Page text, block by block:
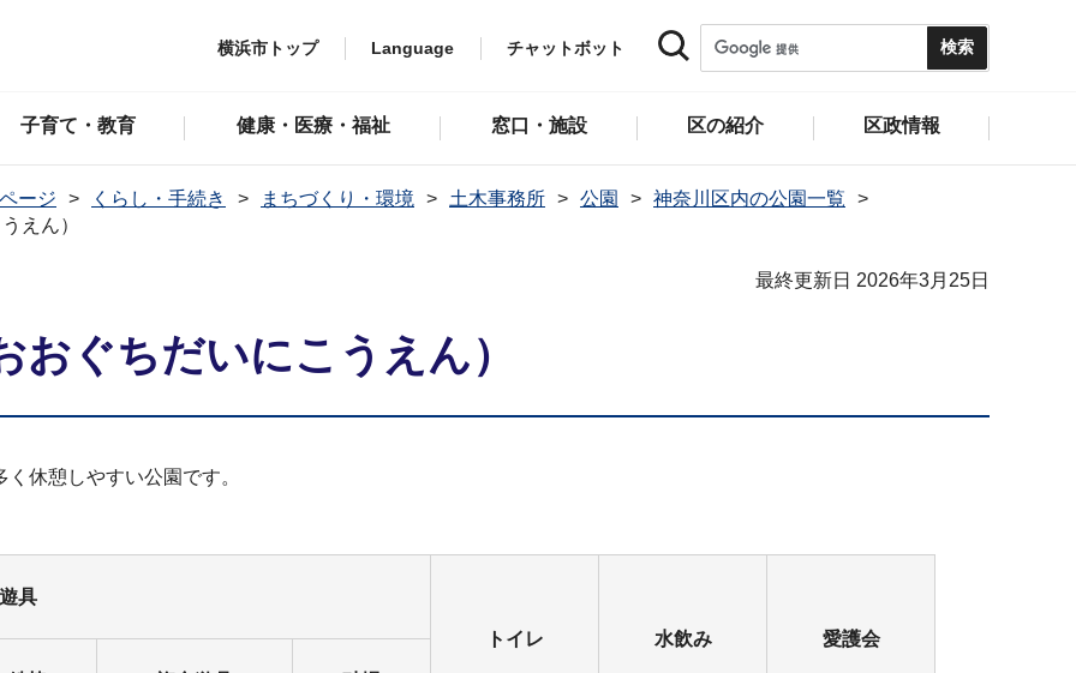
横浜市トップ Language チャットボット
子育て・教育 健康・医療・福祉 窓口・施設 区の紹介 区政情報
ージ くらし・手続き まちづくり・環境 土木事務所 公園
神奈川区内の公園一覧
えん）
最終更新日 2026年3月25日
ぐちだいにこうえん）
休憩しやすい公園です。
具
トイレ 水飲み 愛護会